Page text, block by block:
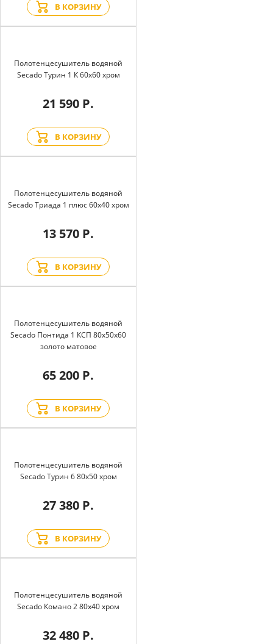
В КОРЗИНУ
Полотенцесушитель водяной
Secado Турин 1 К 60x60 хром
21 590 Р.
В КОРЗИНУ
Полотенцесушитель водяной
Secado Триада 1 плюс 60x40 хром
13 570 Р.
В КОРЗИНУ
Полотенцесушитель водяной
Secado Понтида 1 КСП 80x50x60
золото матовое
65 200 Р.
В КОРЗИНУ
Полотенцесушитель водяной
Secado Турин 6 80x50 хром
27 380 Р.
В КОРЗИНУ
Полотенцесушитель водяной
Secado Комано 2 80x40 хром
32 480 Р.